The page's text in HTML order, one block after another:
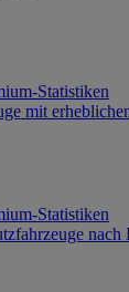
Statistiken
mit
Statistiken